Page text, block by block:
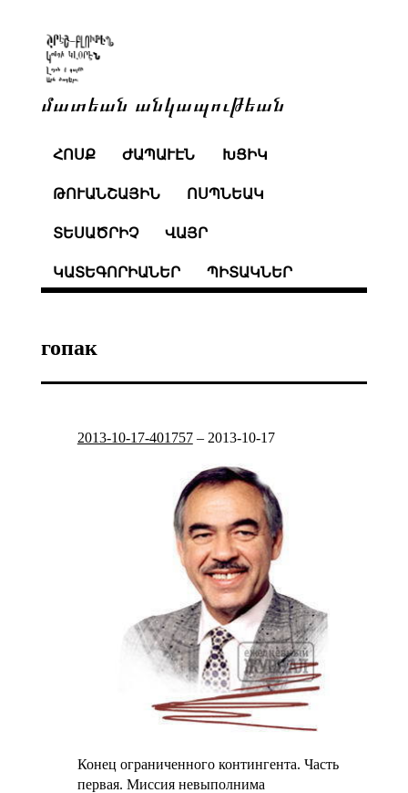
մատեան անկապութեան
ՀՈՍՔ ԺԱՊԱՒԷՆ ԽՑԻԿ
ԹՈՒԱՆՇԱՅԻՆ ՈՍՊՆԵԱԿ
ՏԵՍԱԾՐԻՉ ՎԱՅՐ
ԿԱՏԵԳՈՐԻԱՆԵՐ ՊԻՏԱԿՆԵՐ
гопак
2013-10-17-401757– 2013-10-17
Конец ограниченного контингента. Часть
первая. Миссия невыполнима